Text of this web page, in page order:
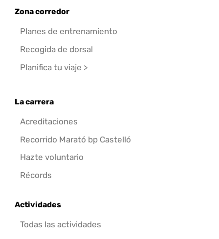
Zona corredor
Planes de entrenamiento
Recogida de dorsal
Planifica tu viaje >
La carrera
Acreditaciones
Recorrido Marató bp Castelló
Hazte voluntario
Récords
Actividades
Todas las actividades